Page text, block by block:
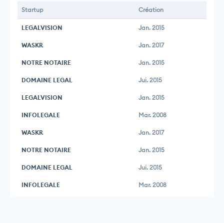
Startup Création
LEGALVISION Jan. 2015
WASKR Jan. 2017
NOTRE NOTAIRE Jan. 2015
DOMAINE LEGAL Jui. 2015
LEGALVISION Jan. 2015
INFOLEGALE Mar. 2008
WASKR Jan. 2017
NOTRE NOTAIRE Jan. 2015
DOMAINE LEGAL Jui. 2015
INFOLEGALE Mar. 2008